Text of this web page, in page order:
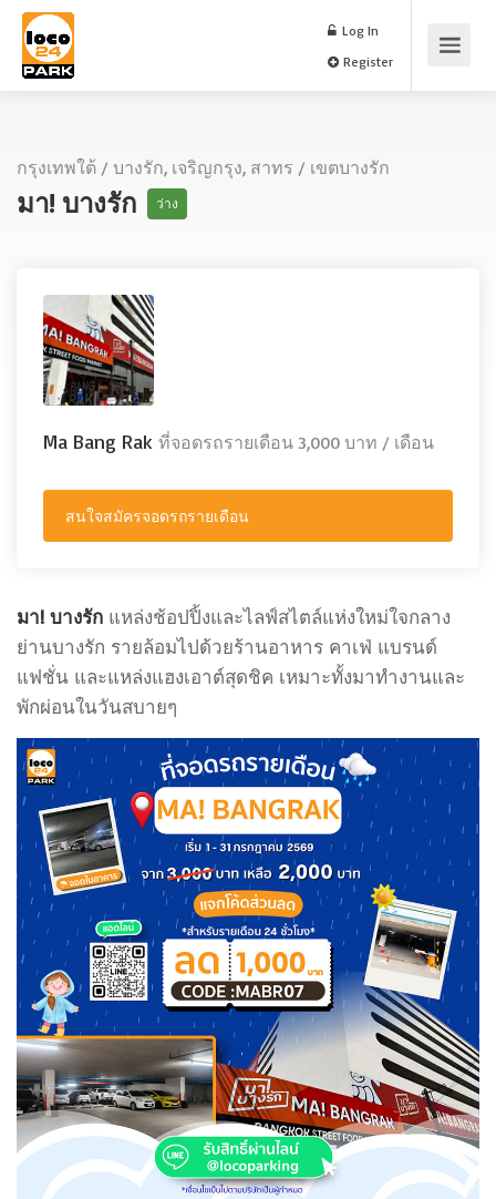
Log In
กรุงเทพใต้ / บางรัก, เจริญกรุง, สาทร / เขตบางรัก
มา! บางรัก ว่าง
Ma Bang Rak ที่จอดรถรายเดือน 3,000 บาท / เดือน
สนใจสมัครจอดรถรายเดือน
มา! บางรัก แหล่งช้อปปิ้งและไลฟ์สไตล์แห่งใหม่ใจกลาง
ย่านบางรัก รายล้อมไปด้วยร้านอาหาร คาเฟ่ แบรนด์
แฟชั่น และแหล่งแฮงเอาต์สุดชิค เหมาะทั้งมาทำงานและ
พักผ่อนในวันสบายๆ